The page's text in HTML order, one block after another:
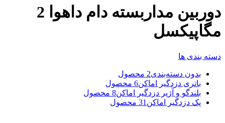
دوربین مداربسته دام داهوا 2
مگاپیکسل
دسته بندی ها
بدون دسته‌بندی2 محصول
باتری دزدگیر اماکن6 محصول
بلندگو و آژیر دزدگیر اماکن8 محصول
پک دزدگیر اماکن 31 محصول